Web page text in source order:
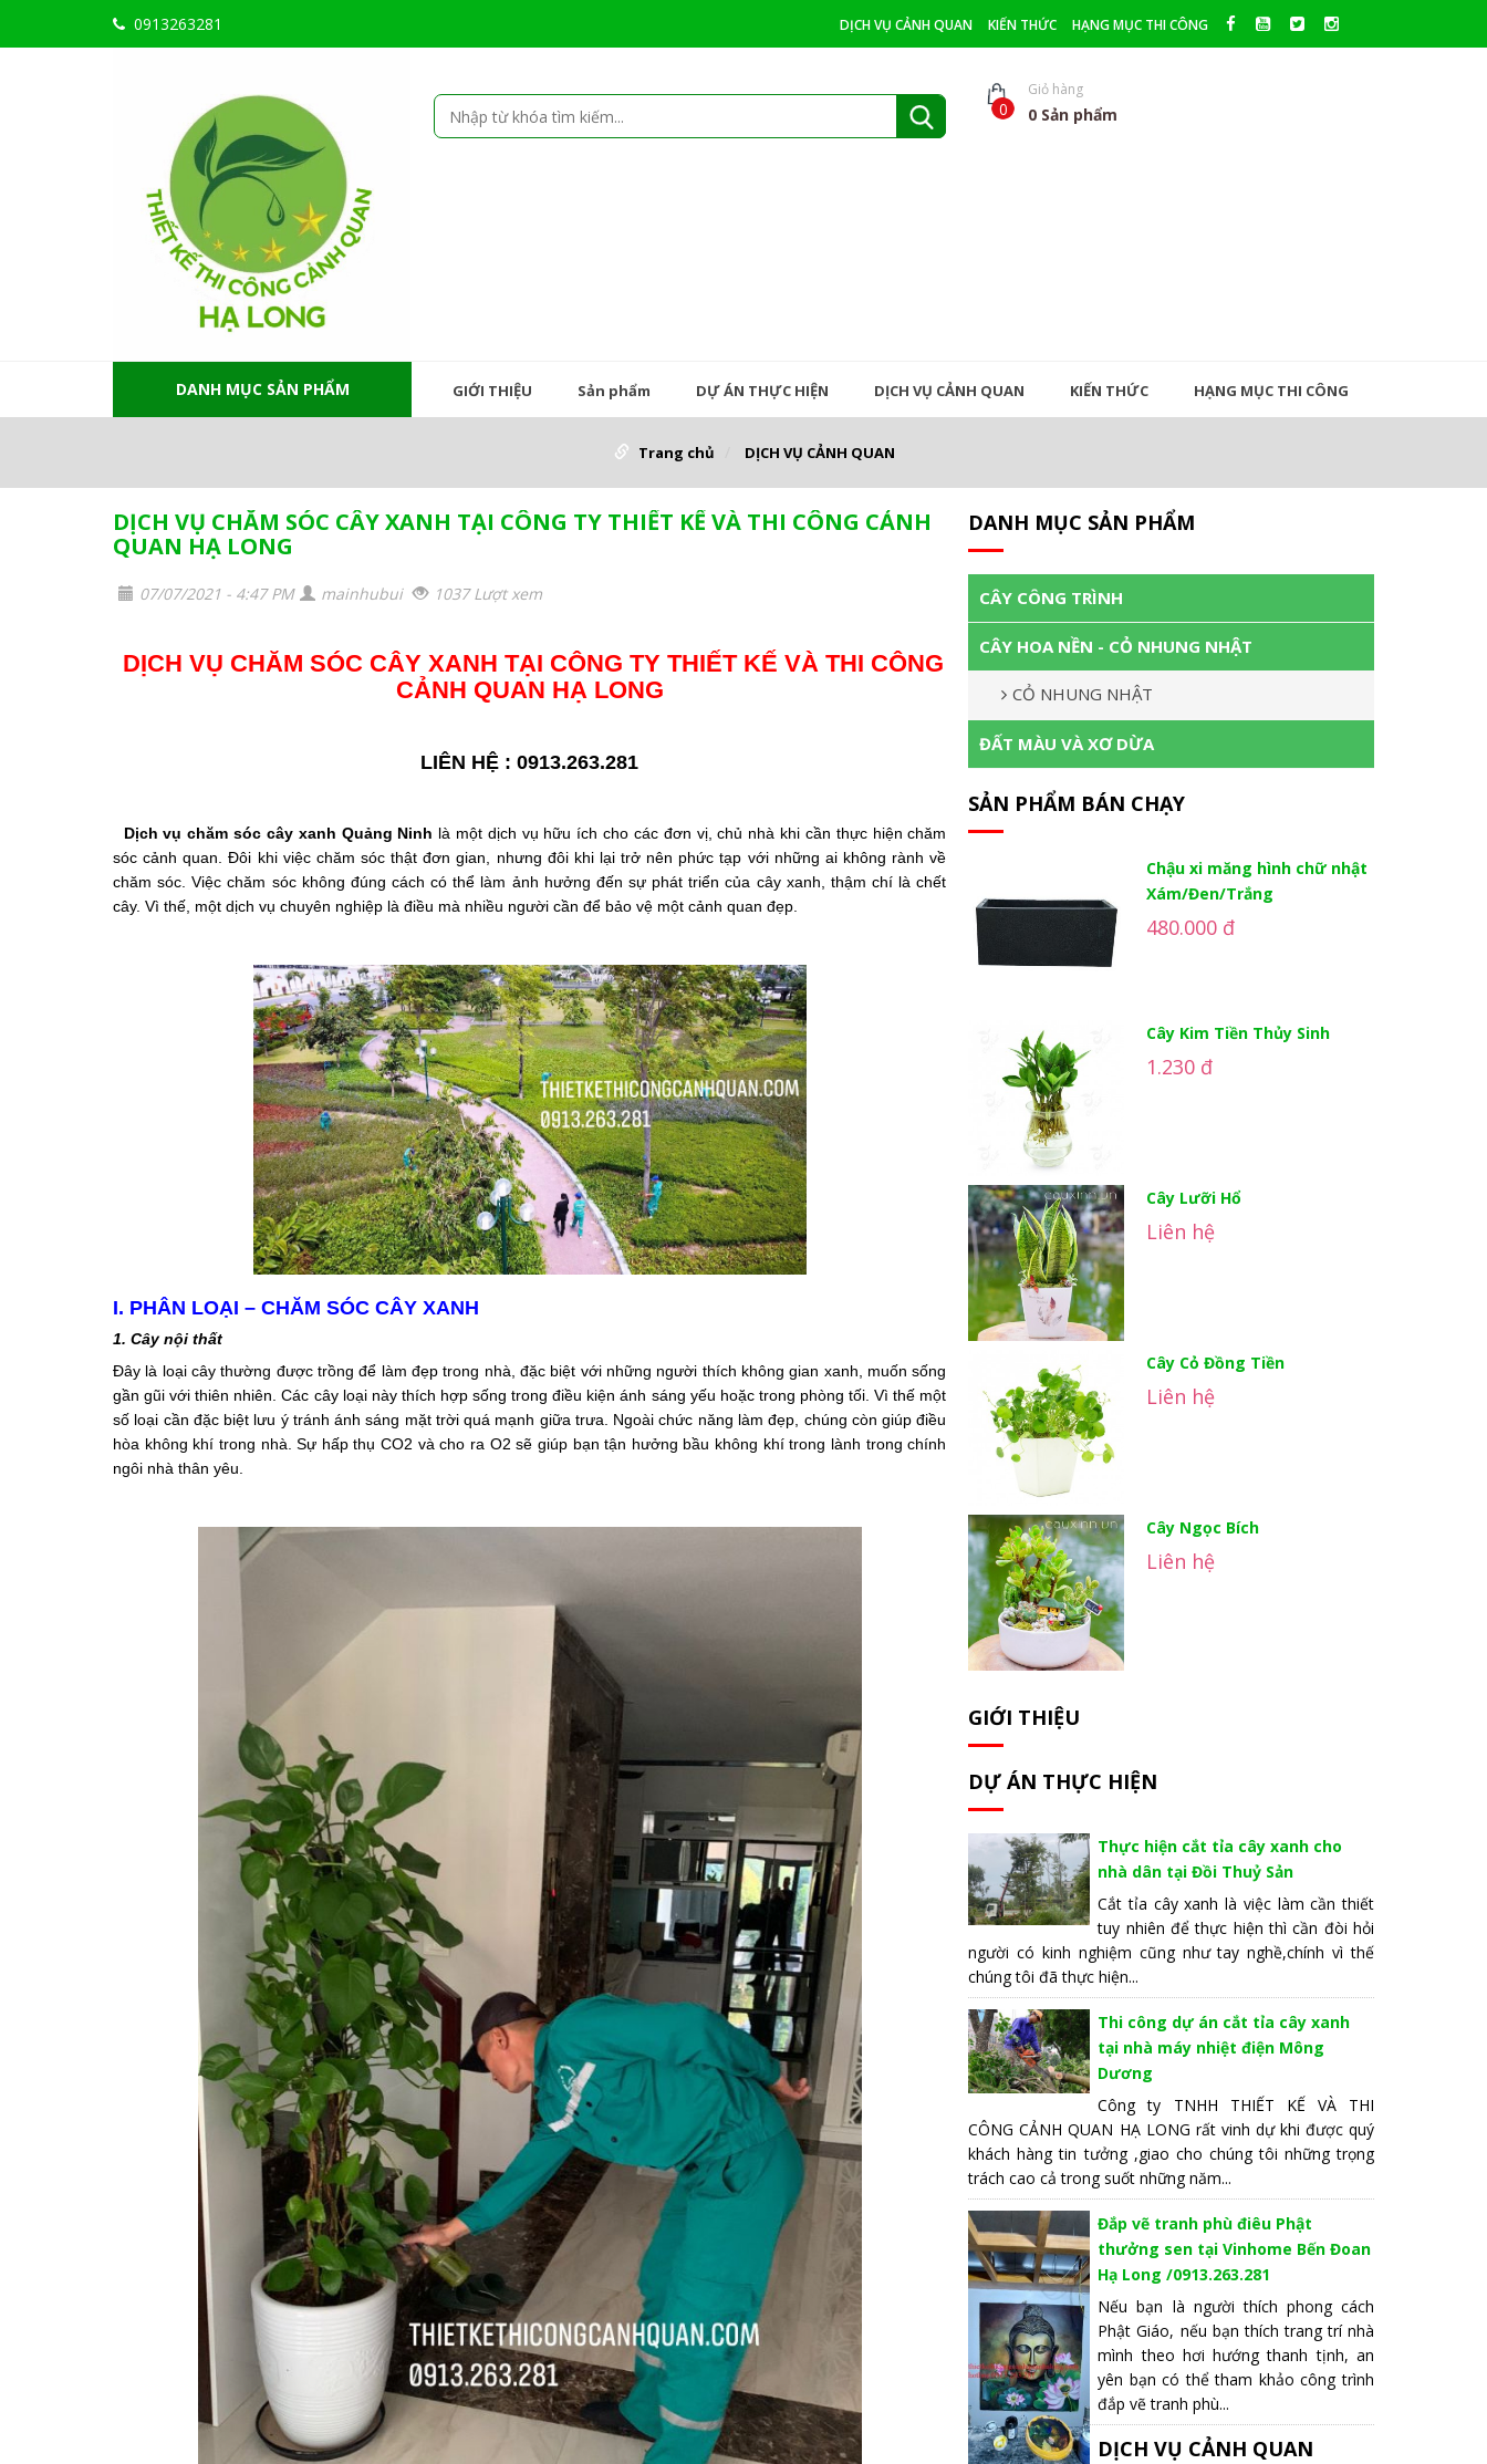
0913263281 DỊCH VỤ CẢNH QUAN KIẾN THỨC HẠNG MỤC THI CÔNG
0
Giỏ hàng
0 Sản phẩm
DANH MỤC SẢN PHẨM GIỚI THIỆU Sản phẩm DỰ ÁN THỰC HIỆN DỊCH VỤ CẢNH QUAN KIẾN THỨC HẠNG MỤC THI CÔNG
Trang chủ DỊCH VỤ CẢNH QUAN
DỊCH VỤ CHĂM SÓC CÂY XANH TẠI CÔNG TY THIẾT KẾ VÀ THI CÔNG CẢNH
QUAN HẠ LONG
07/07/2021 - 4:47 PM mainhubui 1037 Lượt xem
DỊCH VỤ CHĂM SÓC CÂY XANH TẠI CÔNG TY THIẾT KẾ VÀ THI CÔNG
CẢNH QUAN HẠ LONG
LIÊN HỆ : 0913.263.281
Dịch vụ chăm sóc cây xanh Quảng Ninh là một dịch vụ hữu ích cho các đơn vị, chủ nhà khi cần thực hiện chăm
sóc cảnh quan. Đôi khi việc chăm sóc thật đơn gian, nhưng đôi khi lại trở nên phức tạp với những ai không rành về
chăm sóc. Việc chăm sóc không đúng cách có thể làm ảnh hưởng đến sự phát triển của cây xanh, thậm chí là chết
cây. Vì thế, một dịch vụ chuyên nghiệp là điều mà nhiều người cần để bảo vệ một cảnh quan đẹp.
I. PHÂN LOẠI – CHĂM SÓC CÂY XANH
1. Cây nội thất
Đây là loại cây thường được trồng để làm đẹp trong nhà, đặc biệt với những người thích không gian xanh, muốn sống
gần gũi với thiên nhiên. Các cây loại này thích hợp sống trong điều kiện ánh sáng yếu hoặc trong phòng tối. Vì thế một
số loại cần đặc biệt lưu ý tránh ánh sáng mặt trời quá mạnh giữa trưa. Ngoài chức năng làm đẹp, chúng còn giúp điều
hòa không khí trong nhà. Sự hấp thụ CO2 và cho ra O2 sẽ giúp bạn tận hưởng bầu không khí trong lành trong chính
ngôi nhà thân yêu.
DANH MỤC SẢN PHẨM
CÂY CÔNG TRÌNH
CÂY HOA NỀN - CỎ NHUNG NHẬT
CỎ NHUNG NHẬT
ĐẤT MÀU VÀ XƠ DỪA
SẢN PHẨM BÁN CHẠY
Chậu xi măng hình chữ nhật
Xám/Đen/Trắng
480.000 đ
Cây Kim Tiền Thủy Sinh
1.230 đ
Cây Lưỡi Hổ
Liên hệ
Cây Cỏ Đồng Tiền
Liên hệ
Cây Ngọc Bích
Liên hệ
GIỚI THIỆU
DỰ ÁN THỰC HIỆN
Thực hiện cắt tỉa cây xanh cho
nhà dân tại Đồi Thuỷ Sản
Cắt tỉa cây xanh là việc làm cần thiết
tuy nhiên để thực hiện thì cần đòi hỏi
người có kinh nghiệm cũng như tay nghề,chính vì thế
chúng tôi đã thực hiện...
Thi công dự án cắt tỉa cây xanh
tại nhà máy nhiệt điện Mông
Dương
Công ty TNHH THIẾT KẾ VÀ THI
CÔNG CẢNH QUAN HẠ LONG rất vinh dự khi được quý
khách hàng tin tưởng ,giao cho chúng tôi những trọng
trách cao cả trong suốt những năm...
Đắp vẽ tranh phù điêu Phật
thưởng sen tại Vinhome Bến Đoan
Hạ Long /0913.263.281
Nếu bạn là người thích phong cách
Phật Giáo, nếu bạn thích trang trí nhà
mình theo hơi hướng thanh tịnh, an
yên bạn có thể tham khảo công trình
đắp vẽ tranh phù...
DỊCH VỤ CẢNH QUAN